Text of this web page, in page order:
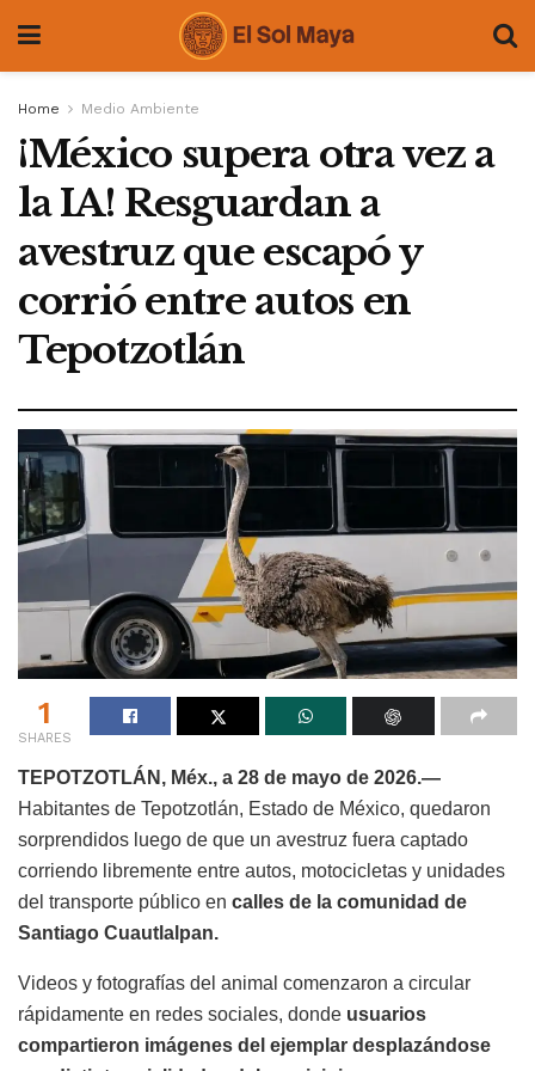
Home Medio Ambiente
¡México supera otra vez a
la IA! Resguardan a
avestruz que escapó y
corrió entre autos en
Tepotzotlán
1
SHARES
TEPOTZOTLÁN, Méx., a 28 de mayo de 2026.—
Habitantes de Tepotzotlán, Estado de México, quedaron
sorprendidos luego de que un avestruz fuera captado
corriendo libremente entre autos, motocicletas y unidades
del transporte público en calles de la comunidad de
Santiago Cuautlalpan.
Videos y fotografías del animal comenzaron a circular
rápidamente en redes sociales, donde usuarios
compartieron imágenes del ejemplar desplazándose